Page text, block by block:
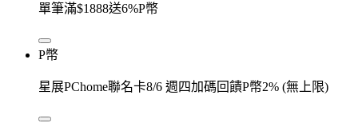
單筆滿$1888送6%P幣
P幣
星展PChome聯名卡8/6 週四加碼回饋P幣2% (無上限)